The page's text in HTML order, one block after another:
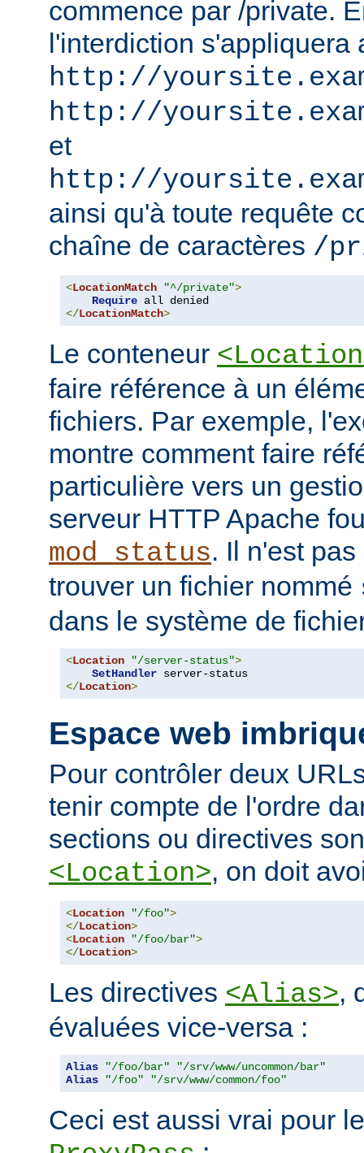
commence par /private.
l'interdiction s'appliquera
http://
http://
et
http://
ainsi qu'à toute requête
chaîne de caractères /
<LocationMatch "^/private">
Require
</LocationMatch>
Le conteneur
faire référence à un
fichiers. Par exemple,
montre comment faire
particulière vers un
serveur HTTP Apache
mod_status. Il n'est
trouver un fichier nommé
dans le système de
<Location "/server-status">
SetHandler
</Location>
Espace web
Pour contrôler deux
tenir compte de l'ordre
sections ou directives
<Location>, on doit
<Location "/foo">
</Location>
<Location "/foo/bar">
</Location>
Les directives <Alias>,
évaluées vice-versa :
Alias "/foo/bar"
"/srv/www/uncommon/bar"
Alias
"/foo" "/srv/www/common/foo"
Ceci est aussi vrai pour